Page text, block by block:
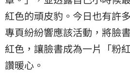
紅色的頑皮豹。今日也有許
專頁紛紛響應該活動，將臉
紅色，讓臉書成為一片「粉
讚暖心。